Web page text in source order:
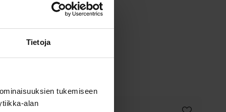
Tietoja
tukemiseen
alan